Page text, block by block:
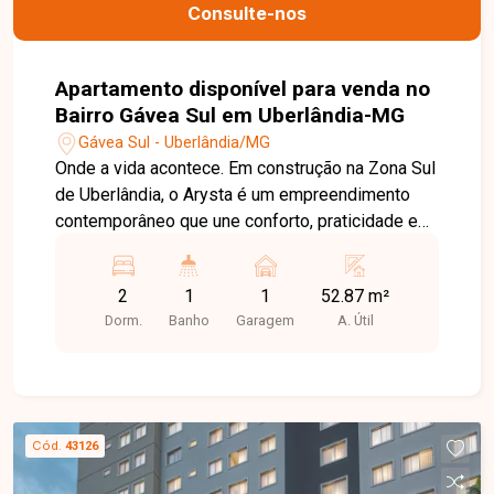
Consulte-nos
Apartamento disponível para venda no
Bairro Gávea Sul em Uberlândia-MG
Gávea Sul - Uberlândia/MG
Onde a vida acontece. Em construção na Zona Sul
de Uberlândia, o Arysta é um empreendimento
contemporâneo que une conforto, praticidade e
plantas versáteis e funcionais, pensadas para
diferentes estilos de vida. O condomínio conta
com ampla infraestrutura de lazer e serviços,
para pets, Car Wash e espaço infantil. Tudo isso
para proporcionar mais comodidade, convivência
e qualidade de vida aos moradores. Nossa
2
Dorm.
1
Banho
1
Garagem
52.87 m²
A. Útil
Cód. 43126